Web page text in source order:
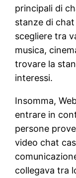
principali di
stanze di
scegliere tra
musica,
trovare la
interessi.
Insomma,
entrare in
persone
video chat
collegava tra